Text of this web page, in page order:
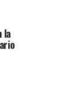
la